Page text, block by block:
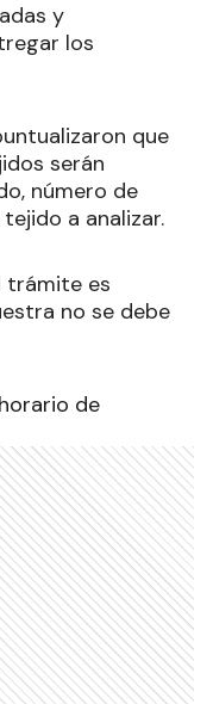
y
los
que
serán
número de
a analizar.
trámite es
no se debe
de